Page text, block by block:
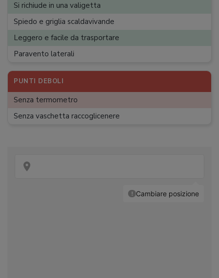
Si richiude in una valigetta
Spiedo e griglia scaldavivande
Leggero e facile da trasportare
Paravento laterali
PUNTI DEBOLI
Senza termometro
Senza vaschetta raccoglicenere